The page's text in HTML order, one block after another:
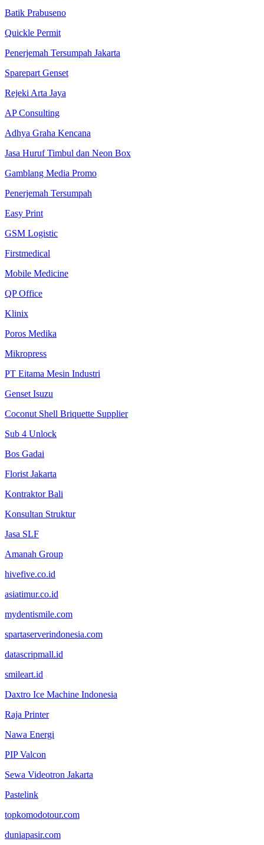
Batik Prabuseno
Quickle Permit
Penerjemah Tersumpah Jakarta
Sparepart Genset
Rejeki Arta Jaya
AP Consulting
Adhya Graha Kencana
Jasa Huruf Timbul dan Neon Box
Gamblang Media Promo
Penerjemah Tersumpah
Easy Print
GSM Logistic
Firstmedical
Mobile Medicine
QP Office
Klinix
Poros Medika
Mikropress
PT Eitama Mesin Industri
Genset Isuzu
Coconut Shell Briquette Supplier
Sub 4 Unlock
Bos Gadai
Florist Jakarta
Kontraktor Bali
Konsultan Struktur
Jasa SLF
Amanah Group
hivefive.co.id
asiatimur.co.id
mydentismile.com
spartaserverindonesia.com
datascripmall.id
smileart.id
Daxtro Ice Machine Indonesia
Raja Printer
Nawa Energi
PIP Valcon
Sewa Videotron Jakarta
Pastelink
topkomodotour.com
duniapasir.com